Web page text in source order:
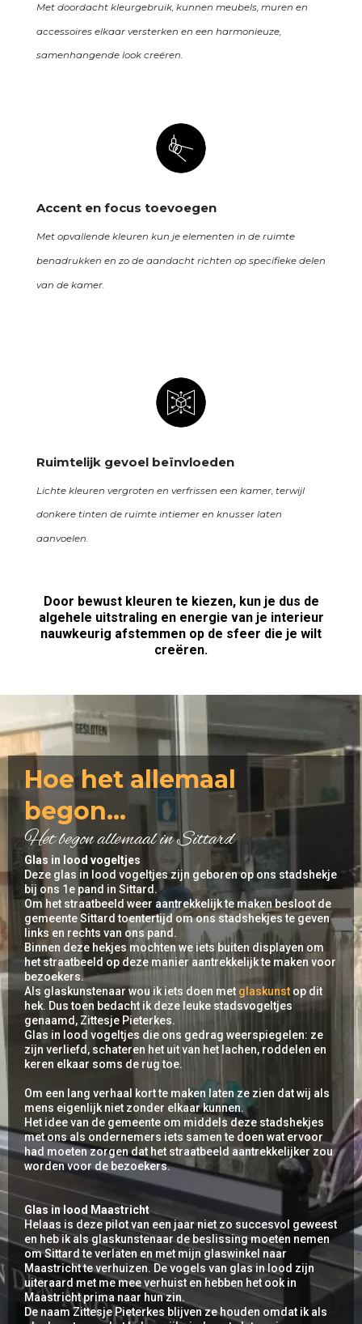
Met doordacht kleurgebruik, kunnen meubels, muren en
accessoires elkaar versterken en een harmonieuze,
samenhangende look creëren.
Accent en focus toevoegen
Met opvallende kleuren kun je elementen in de ruimte
benadrukken en zo de aandacht richten op specifieke delen
van de kamer.
Ruimtelijk gevoel beïnvloeden
Lichte kleuren vergroten en verfrissen een kamer, terwijl
donkere tinten de ruimte intiemer en knusser laten
aanvoelen.
Door bewust kleuren te kiezen, kun je dus de
algehele uitstraling en energie van je interieur
nauwkeurig afstemmen op de sfeer die je wilt
creëren.
Hoe het allemaal
begon...
Het begon allemaal in Sittard
Glas in lood vogeltjes
Deze glas in lood vogeltjes zijn geboren op ons stadshekje
bij ons 1e pand in Sittard.
Om het straatbeeld weer aantrekkelijk te maken besloot de
gemeente Sittard toentertijd om ons stadshekjes te geven
links en rechts van ons pand.
Binnen deze hekjes mochten we iets buiten displayen om
het straatbeeld op deze manier aantrekkelijk te maken voor
bezoekers.
Als glaskunstenaar wou ik iets doen met glaskunst op dit
hek. Dus toen bedacht ik deze leuke stadsvogeltjes
genaamd, Zittesje Pieterkes.
Glas in lood vogeltjes die ons gedrag weerspiegelen: ze
zijn verliefd, schateren het uit van het lachen, roddelen en
keren elkaar soms de rug toe.
Om een lang verhaal kort te maken laten ze zien dat wij als
mens eigenlijk niet zonder elkaar kunnen.
Het idee van de gemeente om middels deze stadshekjes
met ons als ondernemers iets samen te doen wat ervoor
had moeten zorgen dat het straatbeeld aantrekkelijker zou
worden voor de bezoekers.
Glas in lood Maastricht
Helaas is deze pilot van een jaar niet zo succesvol geweest
en heb ik als glaskunstenaar de beslissing moeten nemen
om Sittard te verlaten en met mijn glaswinkel naar
Maastricht te verhuizen. De vogels van glas in lood zijn
uiteraard met me mee verhuist en hebben het ook in
Maastricht prima naar hun zin.
De naam Zittesje Pieterkes blijven ze houden omdat ik als